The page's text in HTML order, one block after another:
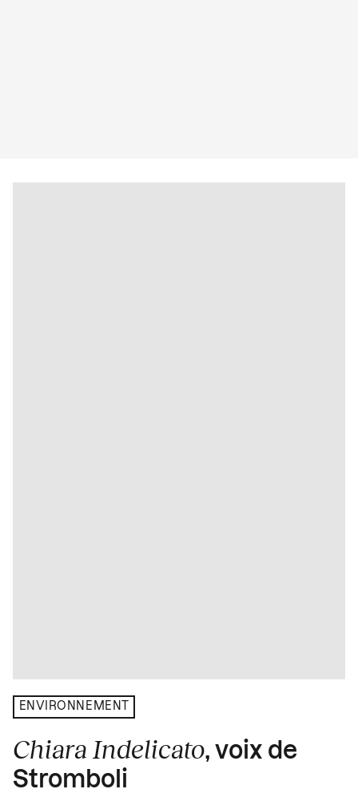
ENVIRONNEMENT
Chiara Indelicato, voix de
Stromboli